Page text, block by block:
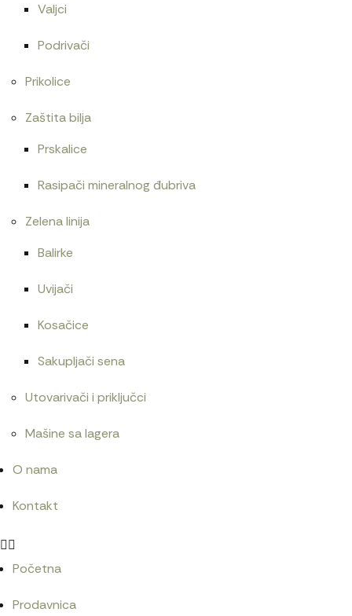
Valjci
Podrivači
Prikolice
Zaštita bilja
Prskalice
Rasipači mineralnog đubriva
Zelena linija
Balirke
Uvijači
Kosačice
Sakupljači sena
Utovarivači i priključci
Mašine sa lagera
O nama
Kontakt
Početna
Prodavnica
480
1.000RSD